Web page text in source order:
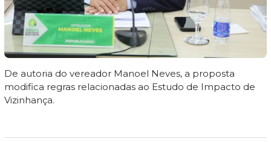
De autoria do vereador Manoel Neves, a proposta
modifica regras relacionadas ao Estudo de Impacto de
Vizinhança.